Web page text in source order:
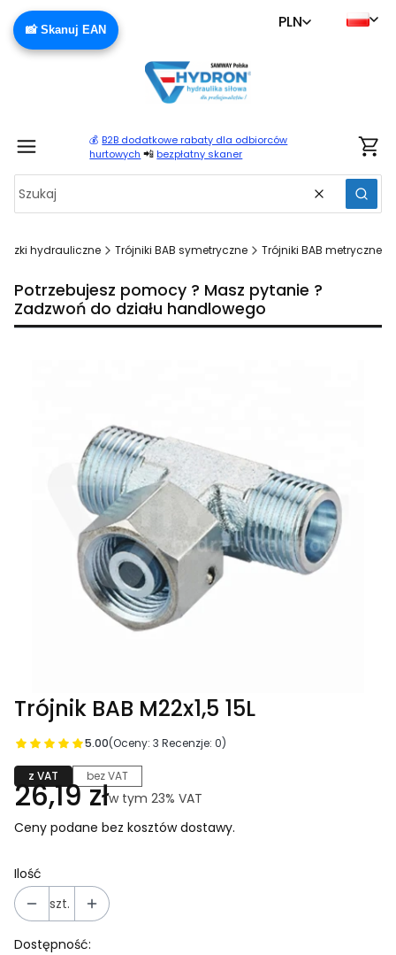
📸 Skanuj EAN PLN
💰 B2B dodatkowe rabaty dla odbiorców
hurtowych 📲 bezpłatny skaner
Wyczyść
hydrauliczne Trójniki BAB symetryczne Trójniki BAB metryczne
Potrzebujesz pomocy ? Masz pytanie ?
Zadzwoń do działu handlowego
Trójnik BAB M22x1,5 15L
5.00(Oceny: 3 Recenzje: 0)
z VAT bez VAT
Cena
26,19 złw tym 23% VAT
w tym 23% VAT
Ceny podane bez kosztów dostawy.
Ilość
szt.
Dostępność: